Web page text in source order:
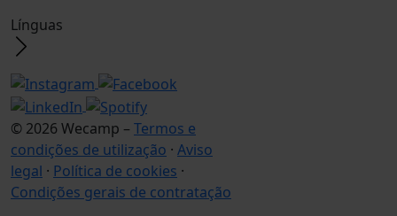
Línguas
© 2026 Wecamp – Termos e
condições de utilização · Aviso
legal · Política de cookies ·
Condições gerais de contratação